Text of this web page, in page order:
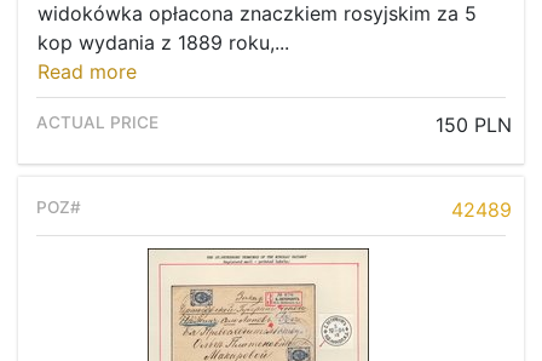
widokówka opłacona znaczkiem rosyjskim za 5
kop wydania z 1889 roku,...
Read more
150 PLN
42489